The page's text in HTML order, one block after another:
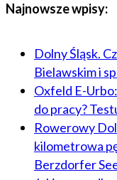
Najnowsze wpisy:
Dolny Śląsk.
Bielawskim i
Oxfeld E-
do pracy?
Rowerowy
kilometrowa
Berzdorfer